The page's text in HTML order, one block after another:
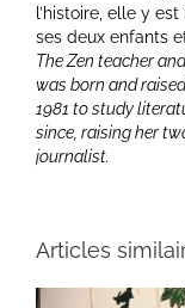
l’histoire, elle y
ses deux enfants
The Zen teacher
was born and
1981 to study
since, raising her
journalist.
Articles